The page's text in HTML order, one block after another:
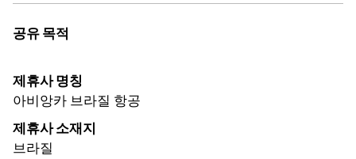
공유 목적
제휴사 명칭
아비앙카 브라질 항공
제휴사 소재지
브라질